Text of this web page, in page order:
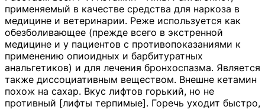
применяемый в качестве средства для наркоза в
медицине и ветеринарии. Реже используется как
обезболивающее (прежде всего в экстренной
медицине и у пациентов с противопоказаниями к
применению опиоидных и барбитуратных
анальгетиков) и для лечения бронхоспазма. Является
также диссоциативным веществом. Внешне кетамин
похож на сахар. Вкус лифтов горький, но не
противный [лифты терпимые]. Горечь уходит быстро,